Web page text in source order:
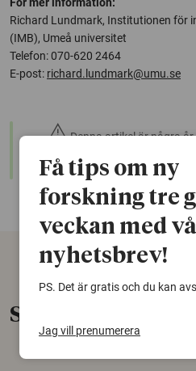
Richard Lundmark, Institutionen för
(IMB), Umeå universitet
Telefon: 070-620 2464
E-post: richard.lundmark@umu.se
warningDenna artikel är några
sökfunktion!
Senaste nytt
Få tips om ny
forskning tre
veckan med
nyhetsbrev!
PS. Det är gratis och du kan
Jag vill prenumerera